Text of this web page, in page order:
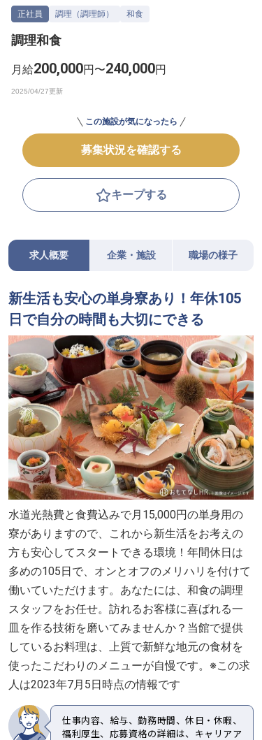
無料 転職サポートに申し込む
正社員 調理（調理師） 和食
調理和食
月給200,000円〜240,000円
この施設が気になったら
募集状況を確認する
キープする
求人概要 企業・施設 職場の様子
新生活も安心の単身寮あり！年休105
日で自分の時間も大切にできる
水道光熱費と食費込みで月15,000円の単身用の
寮がありますので、これから新生活をお考えの
方も安心してスタートできる環境！年間休日は
多めの105日で、オンとオフのメリハリを付けて
働いていただけます。あなたには、和食の調理
スタッフをお任せ。訪れるお客様に喜ばれる一
皿を作る技術を磨いてみませんか？当館で提供
しているお料理は、上質で新鮮な地元の食材を
使ったこだわりのメニューが自慢です。※この求
人は2023年7月5日時点の情報です
仕事内容、給与、勤務時間、休日・休暇、
福利厚生、応募資格の詳細は、キャリアア